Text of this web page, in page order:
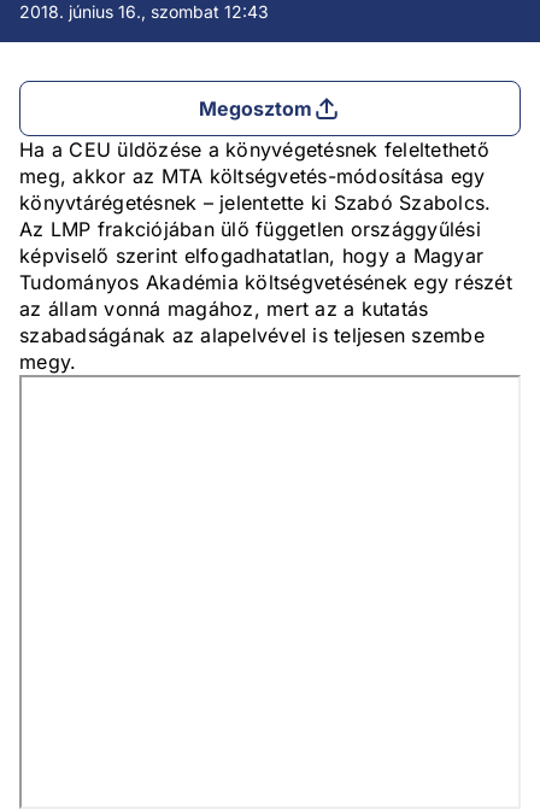
2018. június 16., szombat 12:43
Megosztom
Ha a CEU üldözése a könyvégetésnek feleltethető
meg, akkor az MTA költségvetés-módosítása egy
könyvtárégetésnek – jelentette ki Szabó Szabolcs.
Az LMP frakciójában ülő független országgyűlési
képviselő szerint elfogadhatatlan, hogy a Magyar
Tudományos Akadémia költségvetésének egy részét
az állam vonná magához, mert az a kutatás
szabadságának az alapelvével is teljesen szembe
megy.